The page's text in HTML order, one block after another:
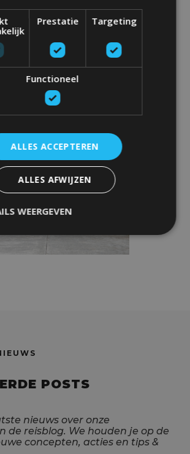
POSTS
nieuws over onze
de reisblog. We houden je op de
concepten, acties en tips &
Prestatie Targeting
Functioneel
ALLES ACCEPTEREN
ALLES AFWIJZEN
WEERGEVEN